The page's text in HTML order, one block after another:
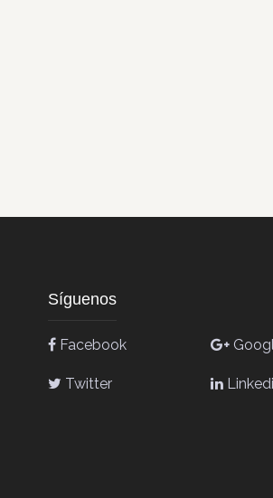
Síguenos
Facebook
Twitter